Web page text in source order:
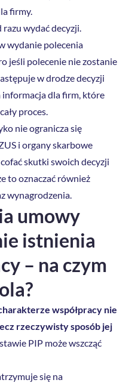
firmy.
wydać decyzji.
wydanie polecenia
jeśli polecenie nie zostanie
w drodze decyzji
informacja dla firm, które
proces.
nie ogranicza się
i organy skarbowe
skutki swoich decyzji
to oznaczać również
wynagrodzenia.
umowy
istnienia
– na czym
współpracy nie
rzeczywisty sposób jej
PIP może wszcząć
się na